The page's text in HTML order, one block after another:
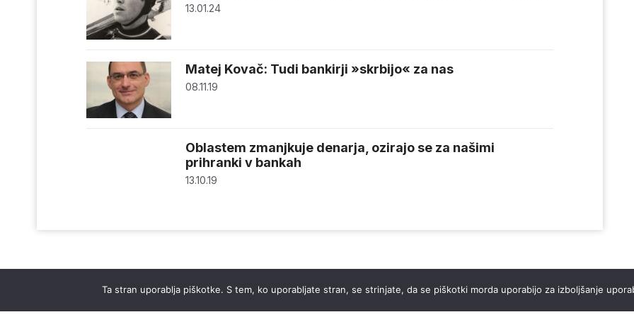
13.01.24
Matej Kovač: Tudi bankirji »skrbijo« za nas
08.11.19
Oblastem zmanjkuje denarja, ozirajo se za našimi
prihranki v bankah
13.10.19
Ta stran uporablja piškotke. S tem, ko uporabljate stran, se strinjate, da se piškotki morda uporabijo za izboljšanje